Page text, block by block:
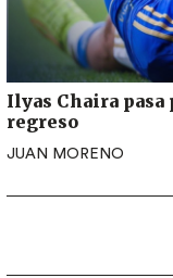
Ilyas Chaira pasa
regreso
JUAN MORENO